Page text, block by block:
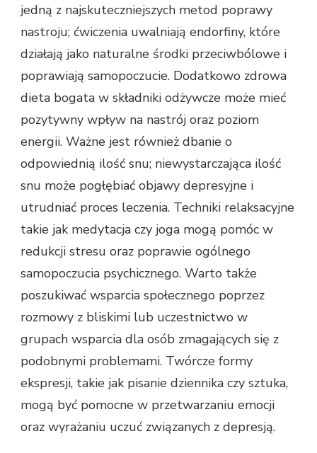
jedną z najskuteczniejszych metod poprawy
nastroju; ćwiczenia uwalniają endorfiny, które
działają jako naturalne środki przeciwbólowe i
poprawiają samopoczucie. Dodatkowo zdrowa
dieta bogata w składniki odżywcze może mieć
pozytywny wpływ na nastrój oraz poziom
energii. Ważne jest również dbanie o
odpowiednią ilość snu; niewystarczająca ilość
snu może pogłębiać objawy depresyjne i
utrudniać proces leczenia. Techniki relaksacyjne
takie jak medytacja czy joga mogą pomóc w
redukcji stresu oraz poprawie ogólnego
samopoczucia psychicznego. Warto także
poszukiwać wsparcia społecznego poprzez
rozmowy z bliskimi lub uczestnictwo w
grupach wsparcia dla osób zmagających się z
podobnymi problemami. Twórcze formy
ekspresji, takie jak pisanie dziennika czy sztuka,
mogą być pomocne w przetwarzaniu emocji
oraz wyrażaniu uczuć związanych z depresją.